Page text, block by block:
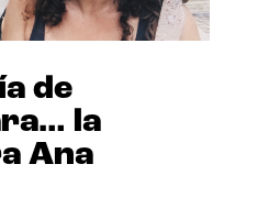
de
la
Ana